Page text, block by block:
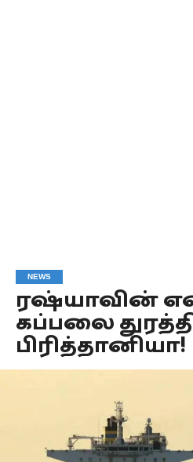
NEWS
ரஷ்யாவின்
கப்பலை
பிரித்தானியா!